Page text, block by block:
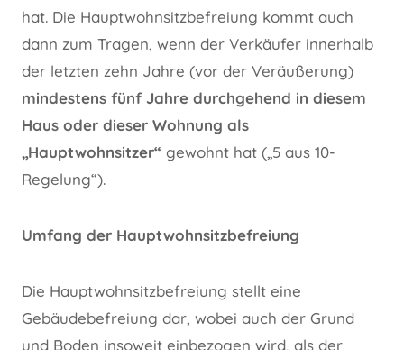
hat. Die Hauptwohnsitzbefreiung kommt auch
dann zum Tragen, wenn der Verkäufer innerhalb
der letzten zehn Jahre (vor der Veräußerung)
mindestens fünf Jahre durchgehend in diesem
Haus oder dieser Wohnung als
„Hauptwohnsitzer“ gewohnt hat („5 aus 10-
Regelung“).
Umfang der Hauptwohnsitzbefreiung
Die Hauptwohnsitzbefreiung stellt eine
Gebäudebefreiung dar, wobei auch der Grund
und Boden insoweit einbezogen wird, als der